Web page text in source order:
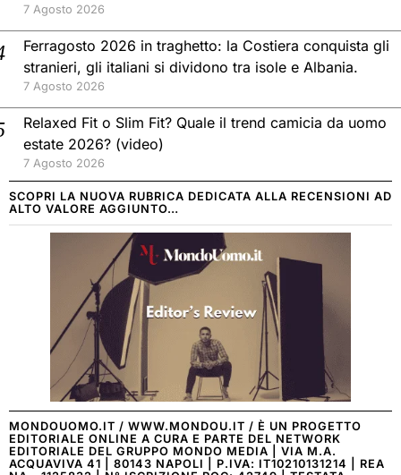
7 Agosto 2026
Ferragosto 2026 in traghetto: la Costiera conquista gli
stranieri, gli italiani si dividono tra isole e Albania.
7 Agosto 2026
Relaxed Fit o Slim Fit? Quale il trend camicia da uomo
estate 2026? (video)
7 Agosto 2026
SCOPRI LA NUOVA RUBRICA DEDICATA ALLA RECENSIONI AD
ALTO VALORE AGGIUNTO…
MONDOUOMO.IT / WWW.MONDOU.IT / È UN PROGETTO
EDITORIALE ONLINE A CURA E PARTE DEL NETWORK
EDITORIALE DEL GRUPPO MONDO MEDIA | VIA M.A.
ACQUAVIVA 41 | 80143 NAPOLI | P.IVA: IT10210131214 | REA